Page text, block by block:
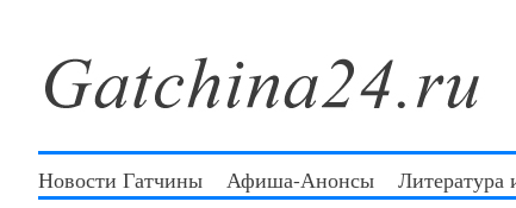
Новости Гатчины Афиша-Анонсы Литература